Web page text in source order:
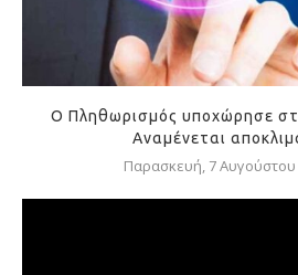
Ο Πληθωρισμός υποχώρησε
Αναμένεται
Παρασκευή, 7 Αυγούστου